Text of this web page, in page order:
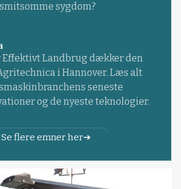
sygdom?
Effektivt Landbrug dækker den
i Hannover. Læs alt
seneste
og de nyeste teknologier.
Se flere emner her